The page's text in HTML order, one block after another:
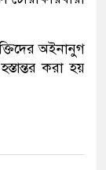
অইনানুগ
করা হয়